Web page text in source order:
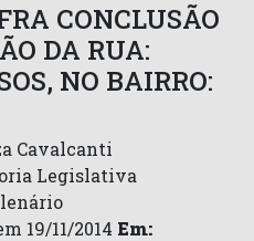
CONCLUSÃO
DA RUA:
NO BAIRRO:
Cavalcanti
Legislativa
19/11/2014 Em: